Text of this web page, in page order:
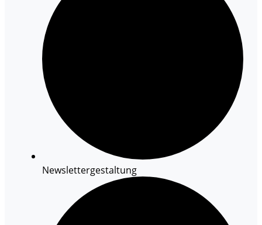
Newslettergestaltung